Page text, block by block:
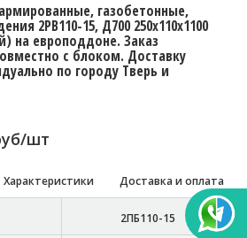
газобетонные,
2PB110-15, Д700 250х110х1100
на европоддоне. Заказ
с блоком. Доставку
по городу Тверь и
шт
Характеристики Доставка и оплата
2ПБ110-15